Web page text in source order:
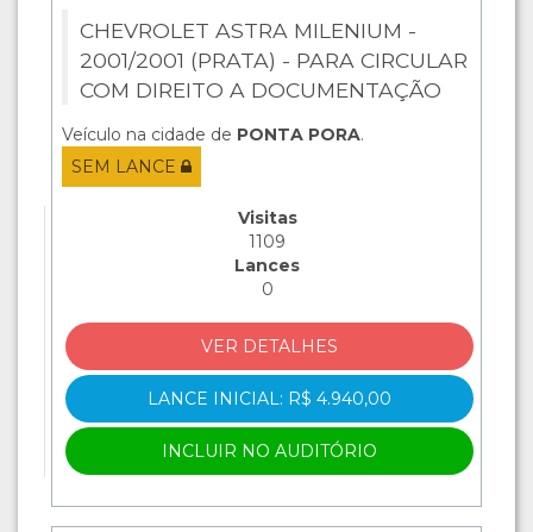
CHEVROLET ASTRA MILENIUM -
2001/2001 (PRATA) - PARA CIRCULAR
COM DIREITO A DOCUMENTAÇÃO
Veículo na cidade de PONTA PORA.
SEM LANCE
Visitas
1109
Lances
0
VER DETALHES
LANCE INICIAL: R$ 4.940,00
INCLUIR NO AUDITÓRIO